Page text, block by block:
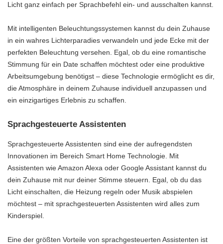
Licht ganz einfach per Sprachbefehl ein- und ausschalten kannst.
Mit intelligenten Beleuchtungssystemen kannst du dein Zuhause
in ein wahres Lichterparadies verwandeln und jede Ecke mit der
perfekten Beleuchtung versehen. Egal, ob du eine romantische
Stimmung für ein Date schaffen möchtest oder eine produktive
Arbeitsumgebung benötigst – diese Technologie ermöglicht es dir,
die Atmosphäre in deinem Zuhause individuell anzupassen und
ein einzigartiges Erlebnis zu schaffen.
Sprachgesteuerte Assistenten
Sprachgesteuerte Assistenten sind eine der aufregendsten
Innovationen im Bereich Smart Home Technologie. Mit
Assistenten wie Amazon Alexa oder Google Assistant kannst du
dein Zuhause mit nur deiner Stimme steuern. Egal, ob du das
Licht einschalten, die Heizung regeln oder Musik abspielen
möchtest – mit sprachgesteuerten Assistenten wird alles zum
Kinderspiel.
Eine der größten Vorteile von sprachgesteuerten Assistenten ist